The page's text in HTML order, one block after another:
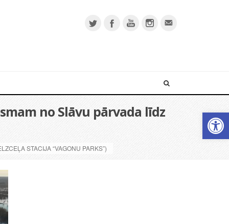
no Slāvu pārvada līdz
STACIJA “VAGONU PARKS”)